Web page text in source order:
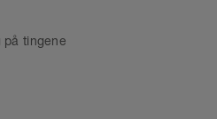
tingene